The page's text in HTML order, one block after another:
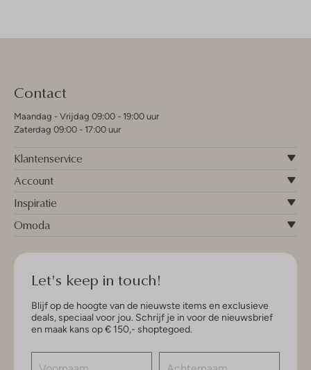
Contact
Maandag - Vrijdag 09:00 - 19:00 uur
Zaterdag 09:00 - 17:00 uur
Klantenservice
Account
Inspiratie
Omoda
Let's keep in touch!
Blijf op de hoogte van de nieuwste items en exclusieve
deals, speciaal voor jou. Schrijf je in voor de nieuwsbrief
en maak kans op € 150,- shoptegoed.